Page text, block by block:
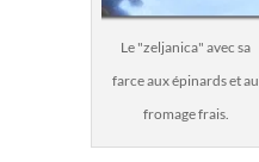
Le "zeljanica" avec sa
farce aux épinards et au
fromage frais.